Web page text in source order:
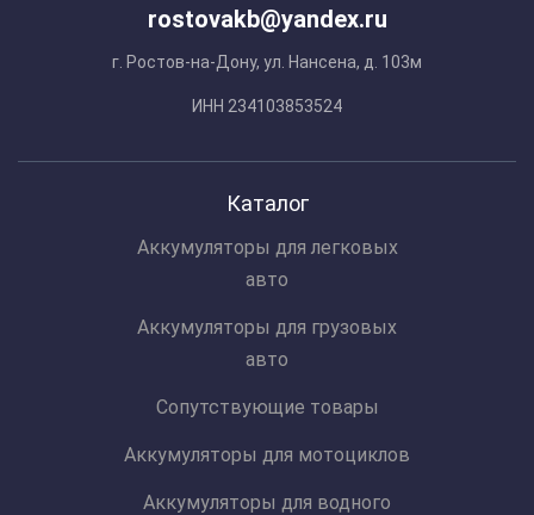
rostovakb@yandex.ru
г. Ростов-на-Дону, ул. Нансена, д. 103м
ИНН 234103853524
Каталог
Аккумуляторы для легковых
авто
Аккумуляторы для грузовых
авто
Сопутствующие товары
Аккумуляторы для мотоциклов
Аккумуляторы для водного